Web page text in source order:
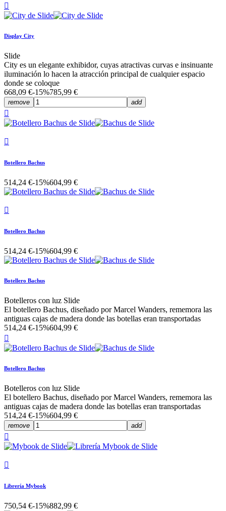

Display City
Slide
City es un elegante exhibidor, cuyas atractivas curvas e insinuante
iluminación lo hacen la atracción principal de cualquier espacio
donde se coloque
668,09 €-15%785,99 €
remove add


Botellero Bachus
514,24 €-15%604,99 €

Botellero Bachus
514,24 €-15%604,99 €
Botellero Bachus
Botelleros con luz Slide
El botellero Bachus, diseñado por Marcel Wanders, rememora las
antiguas cajas de madera donde las botellas eran transportadas
514,24 €-15%604,99 €

Botellero Bachus
Botelleros con luz Slide
El botellero Bachus, diseñado por Marcel Wanders, rememora las
antiguas cajas de madera donde las botellas eran transportadas
514,24 €-15%604,99 €
remove add


Librería Mybook
750,54 €-15%882,99 €